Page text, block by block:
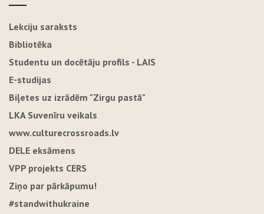
Lekciju saraksts
Bibliotēka
Studentu un docētāju profils - LAIS
E-studijas
Biļetes uz izrādēm "Zirgu pastā"
LKA Suvenīru veikals
www.culturecrossroads.lv
DELE eksāmens
VPP projekts CERS
Ziņo par pārkāpumu!
#standwithukraine